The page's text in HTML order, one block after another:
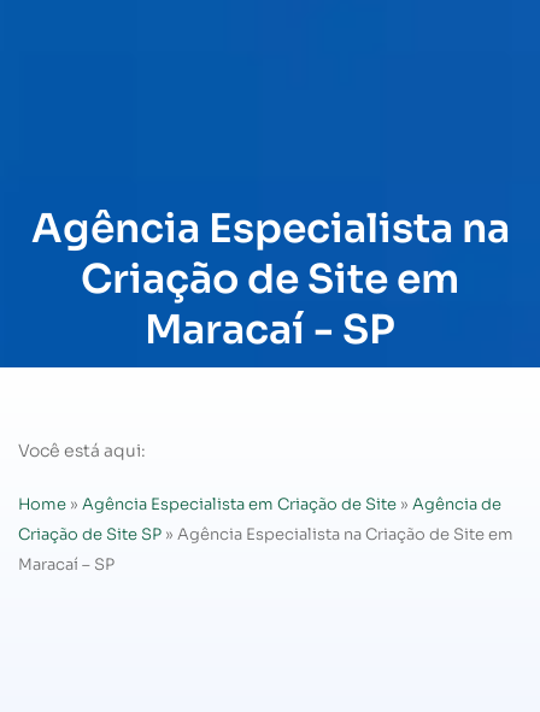
Agência Especialista na
Criação de Site em
Maracaí - SP
Você está aqui:
Home » Agência Especialista em Criação de Site » Agência de
Criação de Site SP » Agência Especialista na Criação de Site em
Maracaí – SP